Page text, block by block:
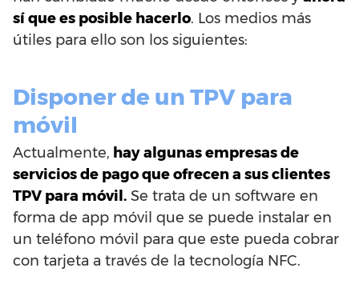
sí que es posible hacerlo. Los medios más
útiles para ello son los siguientes:
Disponer de un TPV para
móvil
Actualmente, hay algunas empresas de
servicios de pago que ofrecen a sus clientes
TPV para móvil. Se trata de un software en
forma de app móvil que se puede instalar en
un teléfono móvil para que este pueda cobrar
con tarjeta a través de la tecnología NFC.